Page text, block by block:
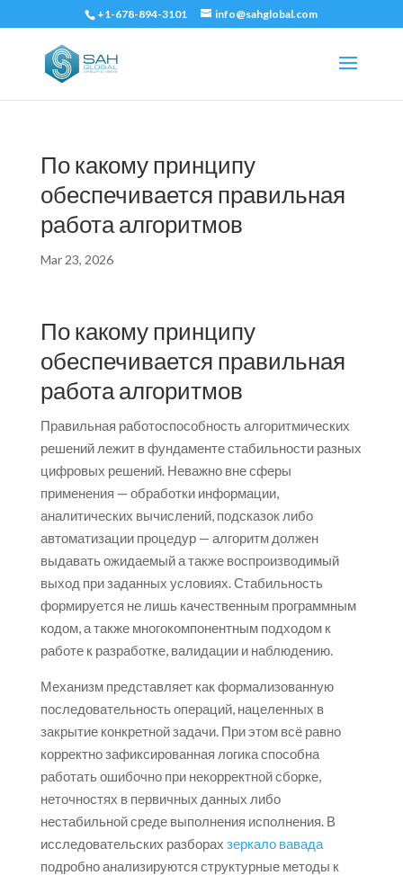
+1-678-894-3101 info@sahglobal.com
По какому принципу
обеспечивается правильная
работа алгоритмов
Mar 23, 2026
По какому принципу
обеспечивается правильная
работа алгоритмов
Правильная работоспособность алгоритмических
решений лежит в фундаменте стабильности разных
цифровых решений. Неважно вне сферы
применения — обработки информации,
аналитических вычислений, подсказок либо
автоматизации процедур — алгоритм должен
выдавать ожидаемый а также воспроизводимый
выход при заданных условиях. Стабильность
формируется не лишь качественным программным
кодом, а также многокомпонентным подходом к
работе к разработке, валидации и наблюдению.
Механизм представляет как формализованную
последовательность операций, нацеленных в
закрытие конкретной задачи. При этом всё равно
корректно зафиксированная логика способна
работать ошибочно при некорректной сборке,
неточностях в первичных данных либо
нестабильной среде выполнения исполнения. В
исследовательских разборах зеркало вавада
подробно анализируются структурные методы к